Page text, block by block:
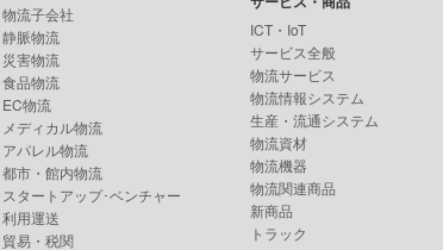
物流子会社
静脈物流
災害物流
食品物流
EC物流
メディカル物流
アパレル物流
都市・館内物流
スタートアップ･ベンチャー
利用運送
貿易・税関
ICT・IoT
サービス全般
物流サービス
物流情報システム
生産・流通システム
物流資材
物流機器
物流関連商品
新商品
トラック